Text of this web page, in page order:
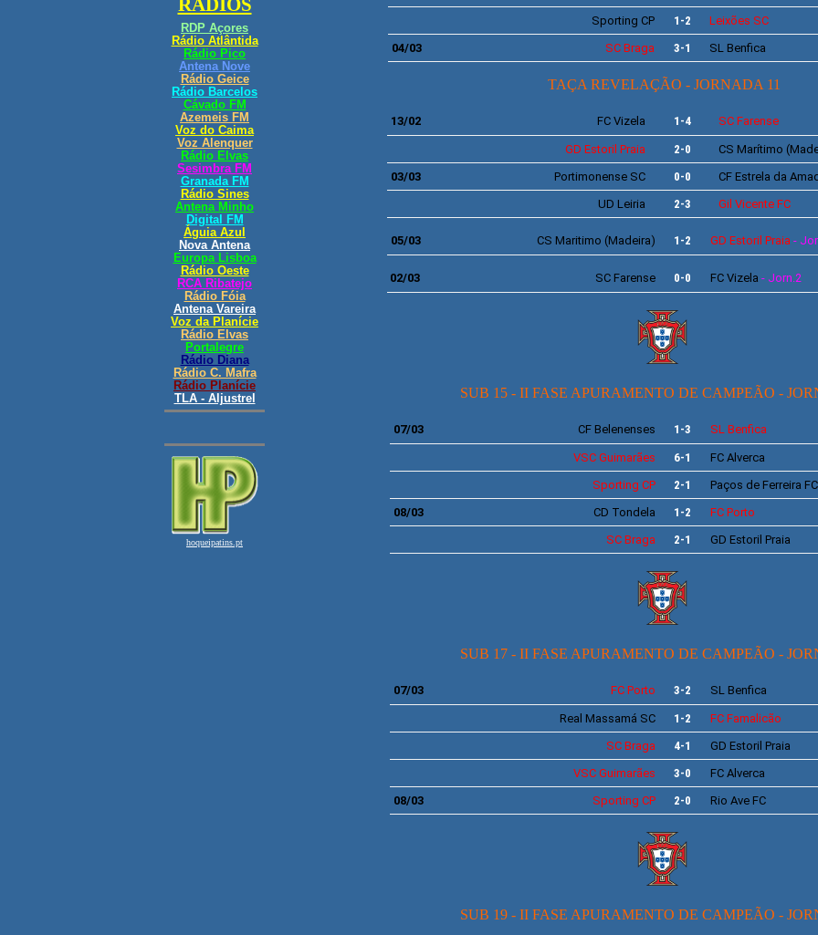
Sporting CP 1-2 Leixões SC
04/03
SC Braga 3-1 SL Benfica
TAÇA REVELAÇÃO - JORNADA 11
13/02 FC Vizela 1-4 SC Farense
GD Estoril Praia 2-0 CS Marítimo
03/03
Portimonense SC 0-0 CF Estrela da
UD Leiria
2-3 Gil Vicente FC
05/03 CS Maritimo (Madeira) 1-2 GD Estoril Praia -
02/03 SC Farense 0-0 FC Vizela - Jorn.2
SUB 15 - II FASE APURAMENTO DE CAMPEÃO -
07/03 CF Belenenses 1-3 SL Benfica
VSCGuimarães 6-1
FC Alverca
Sporting CP 2-1 Paços de Ferreira FC
08/03
CD Tondela 1-2
FC Porto
SC Braga
2-1 GD Estoril Praia
SUB 17 - II FASE APURAMENTO DE CAMPEÃO -
07/03 FC Porto 3-2 SL Benfica
Real Massamá SC 1-2
FC Famalicão
SC Braga
4-1 GD Estoril Praia
VSCGuimarães 3-0
FC Alverca
08/03
Sporting CP 2-0 Rio AveFC
SUB 19 - II FASE APURAMENTO DE CAMPEÃO -